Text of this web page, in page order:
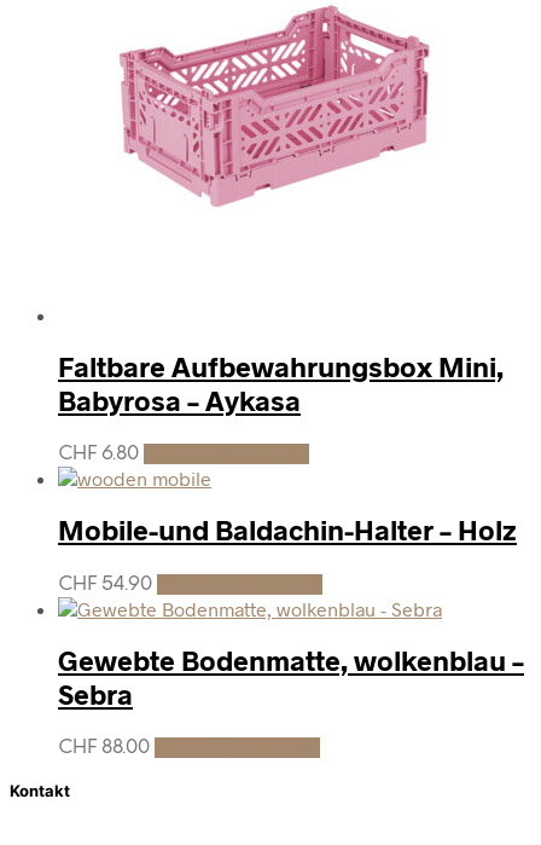
Faltbare Aufbewahrungsbox Mini,
Babyrosa – Aykasa
CHF 6.80
Mobile-und Baldachin-Halter – Holz
CHF 54.90
Gewebte Bodenmatte, wolkenblau –
Sebra
CHF 88.00
Kontakt